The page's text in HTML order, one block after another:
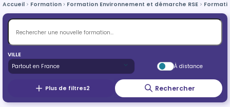
Accueil Formation Formation Environnement et démarche RSE
VILLE
À distance
Plus de filtres2 Rechercher